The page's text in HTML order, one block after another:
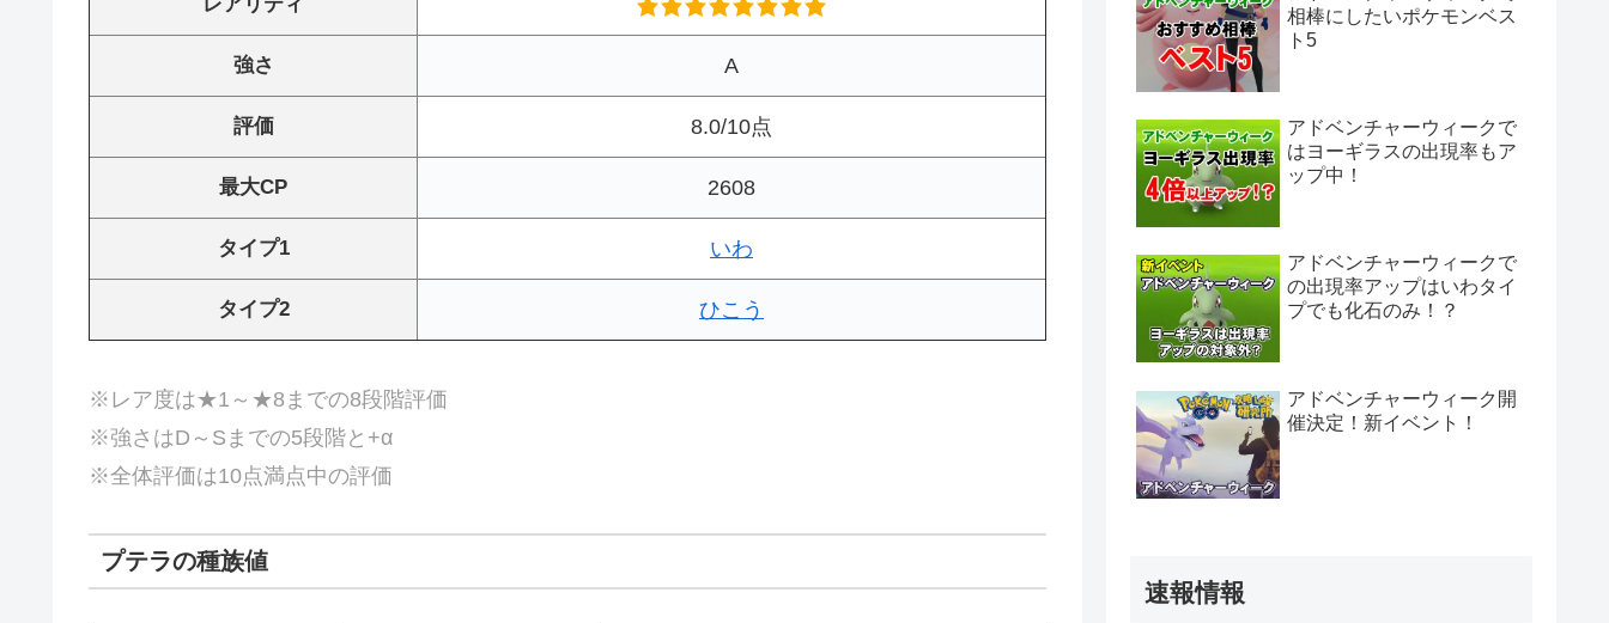
強さ A
評価 8.0/10点
最大CP 2608
タイプ1 いわ
タイプ2 ひこう
※レア度は★1～★8までの8段階評価
※強さはD～Sまでの5段階と+α
※全体評価は10点満点中の評価
プテラの種族値
相棒にしたいポケモンベス
ト5
アドベンチャーウィークで
はヨーギラスの出現率もア
ップ中！
アドベンチャーウィークで
の出現率アップはいわタイ
プでも化石のみ！？
アドベンチャーウィーク開
催決定！新イベント！
速報情報